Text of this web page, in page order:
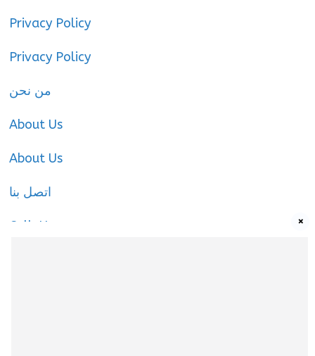
Privacy Policy
Privacy Policy
من نحن
About Us
About Us
اتصل بنا
Call-Us ×